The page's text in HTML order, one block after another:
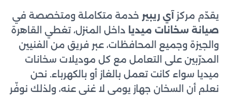
يقدّم مركز آي ريبير خدمة متكاملة ومتخصصة في
صيانة سخانات ميديا داخل المنزل، تغطي القاهرة
والجيزة وجميع المحافظات، عبر فريق من الفنيين
المدرّبين على التعامل مع كل موديلات سخانات
ميديا سواء كانت تعمل بالغاز أو بالكهرباء. نحن
نعلم أن السخان جهاز يومي لا غنى عنه، ولذلك نوفّر